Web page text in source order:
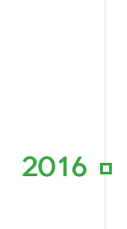
2016